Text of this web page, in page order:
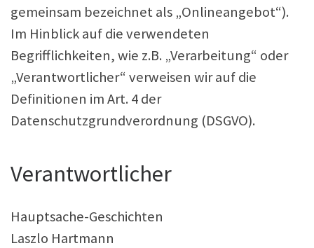
gemeinsam bezeichnet als „Onlineangebot“).
Im Hinblick auf die verwendeten
Begrifflichkeiten, wie z.B. „Verarbeitung“ oder
„Verantwortlicher“ verweisen wir auf die
Definitionen im Art. 4 der
Datenschutzgrundverordnung (DSGVO).
Verantwortlicher
Hauptsache-Geschichten
Laszlo Hartmann